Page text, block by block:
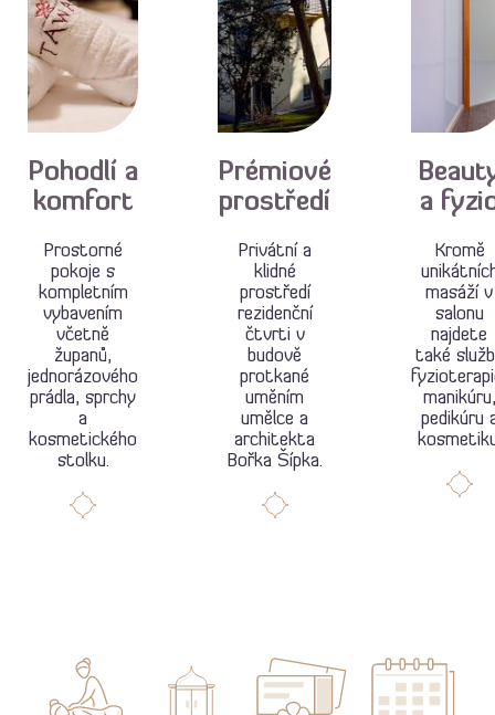
Pohodlí a
komfort
Prostorné
pokoje s
kompletním
vybavením
včetně
županů,
jednorázového
prádla, sprchy
a
kosmetického
stolku.
Prémiové
prostředí
Privátní a
klidné
prostředí
rezidenční
čtvrti v
budově
protkané
uměním
umělce a
architekta
Bořka Šípka.
a
Kromě
masáží v
salonu
najdete
také
manikúru,
pedikúru